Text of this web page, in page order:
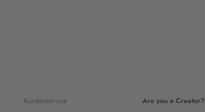
Kundenservice
Are you a Creator?